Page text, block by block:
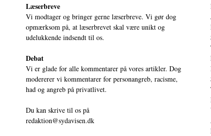
Læserbreve
Vi modtager og bringer gerne læserbreve. Vi gør dog
opmærksom på, at læserbrevet skal være unikt og
udelukkende indsendt til os.
Debat
Vi er glade for alle kommentarer på vores artikler. Dog
modererer vi kommentarer for personangreb, racisme,
had og angreb på privatlivet.
Du kan skrive til os på
redaktion@sydavisen.dk